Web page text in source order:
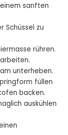
sanften
Schüssel zu
rühren.
unterheben.
füllen
backen.
auskühlen